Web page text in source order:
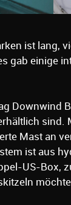
ist lang,
gab einige
Downwind
sind.
Mast an
ist aus
US-Box,
möchte.